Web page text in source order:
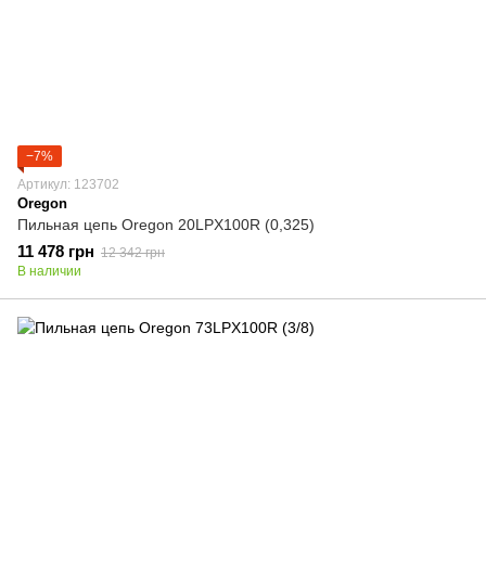
−7%
Артикул: 123702
Oregon
Пильная цепь Oregon 20LPX100R (0,325)
11 478 грн 12 342 грн
В наличии